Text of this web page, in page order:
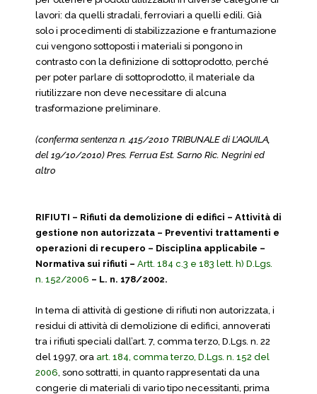
lavori: da quelli stradali, ferroviari a quelli edili. Già
solo i procedimenti di stabilizzazione e frantumazione
cui vengono sottoposti i materiali si pongono in
contrasto con la definizione di sottoprodotto, perché
per poter parlare di sottoprodotto, il materiale da
riutilizzare non deve necessitare di alcuna
trasformazione preliminare.
(conferma sentenza n. 415/2010 TRIBUNALE di L’AQUILA,
del 19/10/2010) Pres. Ferrua Est. Sarno Ric. Negrini ed
altro
RIFIUTI – Rifiuti da demolizione di edifici – Attività di
gestione non autorizzata – Preventivi trattamenti e
operazioni di recupero – Disciplina applicabile –
Normativa sui rifiuti – Artt. 184 c.3 e 183 lett. h) D.Lgs.
n. 152/2006 – L. n. 178/2002.
In tema di attività di gestione di rifiuti non autorizzata, i
residui di attività di demolizione di edifici, annoverati
tra i rifiuti speciali dall’art. 7, comma terzo, D.Lgs. n. 22
del 1997, ora art. 184, comma terzo, D.Lgs. n. 152 del
2006, sono sottratti, in quanto rappresentati da una
congerie di materiali di vario tipo necessitanti, prima